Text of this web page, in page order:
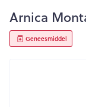
Arnica
Geneesmiddel